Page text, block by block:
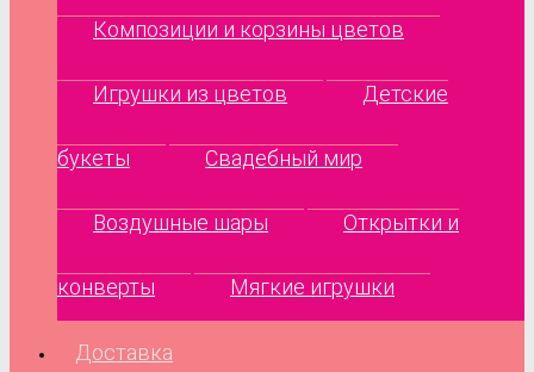
Композиции и корзины цветов
Игрушки из цветов Детские
букеты Свадебный мир
Воздушные шары Открытки и
конверты Мягкие игрушки
Доставка